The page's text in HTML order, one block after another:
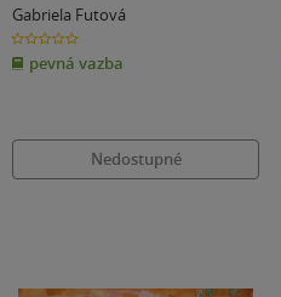
Gabriela Futová
0.0
z
5
hvězdiček
pevná vazba
Nedostupné